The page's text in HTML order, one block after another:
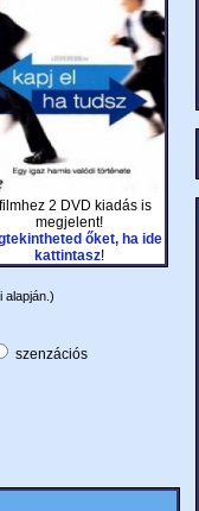
2 DVD kiadás is
megjelent!
őket, ha ide
kattintasz!
alapján.)
szenzációs